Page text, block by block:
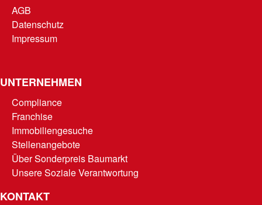
AGB
Datenschutz
Impressum
UNTERNEHMEN
Compliance
Franchise
Immobiliengesuche
Stellenangebote
Über Sonderpreis Baumarkt
Unsere Soziale Verantwortung
KONTAKT